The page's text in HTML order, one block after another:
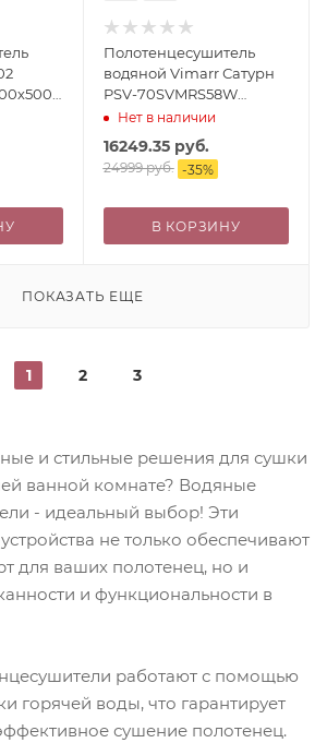
Полотенцесушитель
водяной Vimarr Сатурн
PSV-70SVMRS58W
500х800 лесенка, с
фитингами в комплекте,
белый матовый
Нет в наличии
16249.35руб.
24999руб. -35%
В КОРЗИНУ
ПОКАЗАТЬ ЕЩЕ
1 2 3
и стильные решения для сушки
ванной комнате? Водяные
- идеальный выбор! Эти
не только обеспечивают
для ваших полотенец, но и
и функциональности в
работают с помощью
горячей воды, что гарантирует
сушение полотенец.